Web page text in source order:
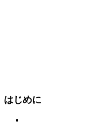
はじめに